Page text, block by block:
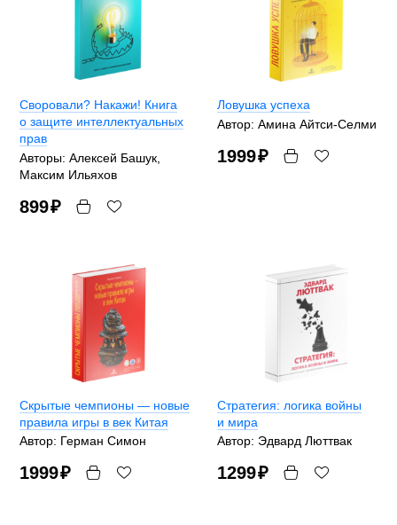
Своровали? Накажи! Книга
о защите интеллектуальных
прав
Авторы: Алексей Башук,
Максим Ильяхов
899₽
Ловушка успеха
Автор: Амина Айтси-Селми
1999₽
Скрытые чемпионы — новые
правила игры в век Китая
Автор: Герман Симон
1999₽
Стратегия: логика войны
и мира
Автор: Эдвард Люттвак
1299₽